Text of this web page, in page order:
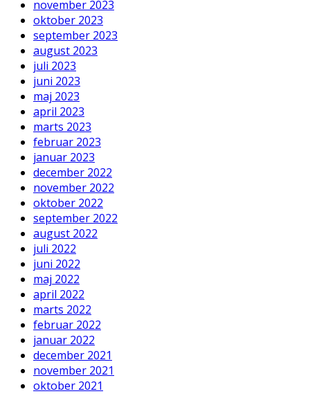
november 2023
oktober 2023
september 2023
august 2023
juli 2023
juni 2023
maj 2023
april 2023
marts 2023
februar 2023
januar 2023
december 2022
november 2022
oktober 2022
september 2022
august 2022
juli 2022
juni 2022
maj 2022
april 2022
marts 2022
februar 2022
januar 2022
december 2021
november 2021
oktober 2021